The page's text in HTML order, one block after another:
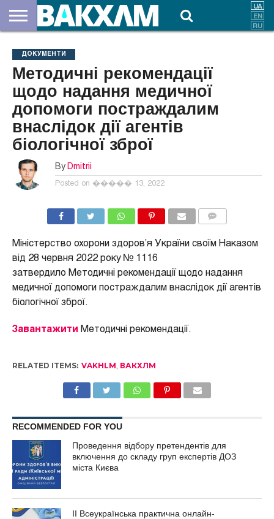
НАС
ВНЕСКИ
ДОКУМЕНТИ
НОВИНИ
КОНТАКТИ
ДОКУМЕНТИ
Методичні рекомендації
щодо надання медичної
допомоги постраждалим
внаслідок дії агентів
біологічної зброї
By Dmitrii
Posted on ����� 13, 2022
Міністерство охорони здоров’я України своїм Наказом
від 28 червня 2022 року № 1116
затвердило Методичні рекомендації щодо надання
медичної допомоги постраждалим внаслідок дії агентів
біологічної зброї.
Завантажити Методичні рекомендації.
RELATED ITEMS: VAKHLM, ВАКХЛМ
RECOMMENDED FOR YOU
Проведення відбору претендентів для
включення до складу груп експертів ДОЗ
міста Києва
ІІ Всеукраїнська практична онлайн-